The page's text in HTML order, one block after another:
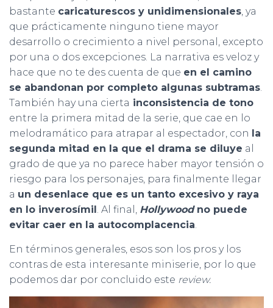
bastante caricaturescos y unidimensionales, ya
que prácticamente ninguno tiene mayor
desarrollo o crecimiento a nivel personal, excepto
por una o dos excepciones. La narrativa es veloz y
hace que no te des cuenta de que en el camino
se abandonan por completo algunas subtramas.
También hay una cierta inconsistencia de tono
entre la primera mitad de la serie, que cae en lo
melodramático para atrapar al espectador, con la
segunda mitad en la que el drama se diluye al
grado de que ya no parece haber mayor tensión o
riesgo para los personajes, para finalmente llegar
a un desenlace que es un tanto excesivo y raya
en lo inverosímil. Al final, Hollywoodno puede
evitar caer en la autocomplacencia.
En términos generales, esos son los pros y los
contras de esta interesante miniserie, por lo que
podemos dar por concluido este review.